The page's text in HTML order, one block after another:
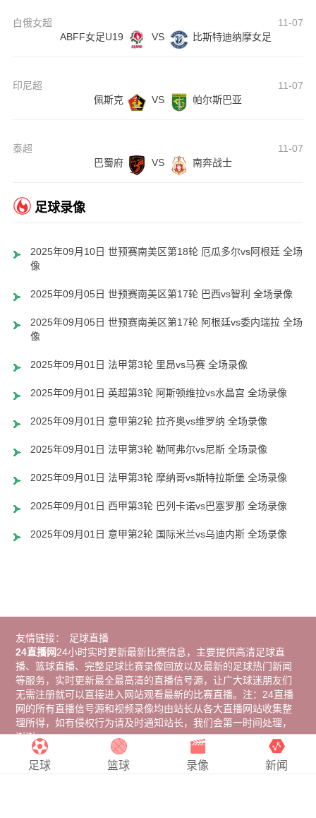
白俄女超
11-07
ABFF女足U19
VS 比斯特迪纳摩女足
印尼超
11-07
佩斯克
VS 帕尔斯巴亚
泰超
11-07
巴蜀府
VS 南奔战士
足球录像
2025年09月10日 世预赛南美区第18轮 厄瓜多尔vs阿根廷 全场录
像
2025年09月05日 世预赛南美区第17轮 巴西vs智利 全场录像
2025年09月05日 世预赛南美区第17轮 阿根廷vs委内瑞拉 全场录
像
2025年09月01日 法甲第3轮 里昂vs马赛 全场录像
2025年09月01日 英超第3轮 阿斯顿维拉vs水晶宫 全场录像
2025年09月01日 意甲第2轮 拉齐奥vs维罗纳 全场录像
2025年09月01日 法甲第3轮 勒阿弗尔vs尼斯 全场录像
2025年09月01日 法甲第3轮 摩纳哥vs斯特拉斯堡 全场录像
2025年09月01日 西甲第3轮 巴列卡诺vs巴塞罗那 全场录像
2025年09月01日 意甲第2轮 国际米兰vs乌迪内斯 全场录像
友情链接：
足球直播
24直播网24小时实时更新最新比赛信息，主要提供高清足球直
播、篮球直播、完整足球比赛录像回放以及最新的足球热门新闻
等服务，实时更新最全最高清的直播信号源，让广大球迷朋友们
无需注册就可以直接进入网站观看最新的比赛直播。注：24直播
网的所有直播信号源和视频录像均由站长从各大直播网站收集整
理所得，如有侵权行为请及时通知站长，我们会第一时间处理，
谢谢。
Copyright © 2024
24直播网 . All Rights Reserved 版权所有网站
地图足球 篮球 录像 新闻